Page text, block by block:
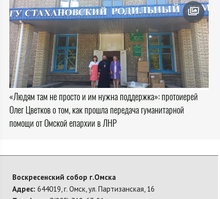
«Людям там не просто и им нужна поддержка»: протоиерей
Олег Цветков о том, как прошла передача гуманитарной
помощи от Омской епархии в ЛНР
Воскресенский собор г.Омска
Адрес: 644019, г. Омск, ул. Партизанская, 16